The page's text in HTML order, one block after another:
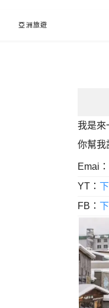
亞洲旅遊
我是來
你幫我
Emai：
YT：
FB：